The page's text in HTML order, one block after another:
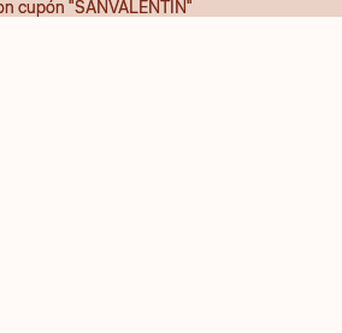
cupón "SANVALENTIN"
cupón "SANVALENTIN"